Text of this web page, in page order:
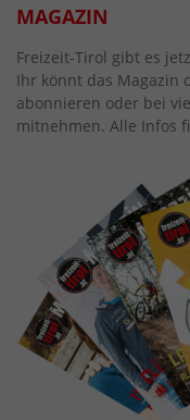
MAGAZIN
Freizeit-Tirol gibt es
Ihr könnt das Magazin
abonnieren oder bei
mitnehmen. Alle Infos